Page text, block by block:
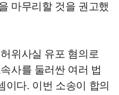
마무리할 것을 권고했
위사실 유포 혐의로
사를 둘러싼 여러 법
이다. 이번 소송이 합의